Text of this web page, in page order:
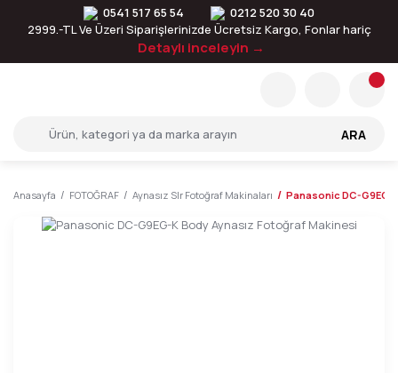
0541 517 65 54
0212 520 30 40
2999.-TL Ve Üzeri Siparişlerinizde Ücretsiz Kargo, Fonlar hariç
Detaylı inceleyin →
ARA
Anasayfa FOTOĞRAF Aynasız Slr Fotoğraf Makinaları Panasonic DC-G9EG-